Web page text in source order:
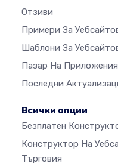
Отзиви
Примери За
Шаблони За
Пазар На Приложения
Последни
Всички опции
Безплатен
Конструктор На
Търговия